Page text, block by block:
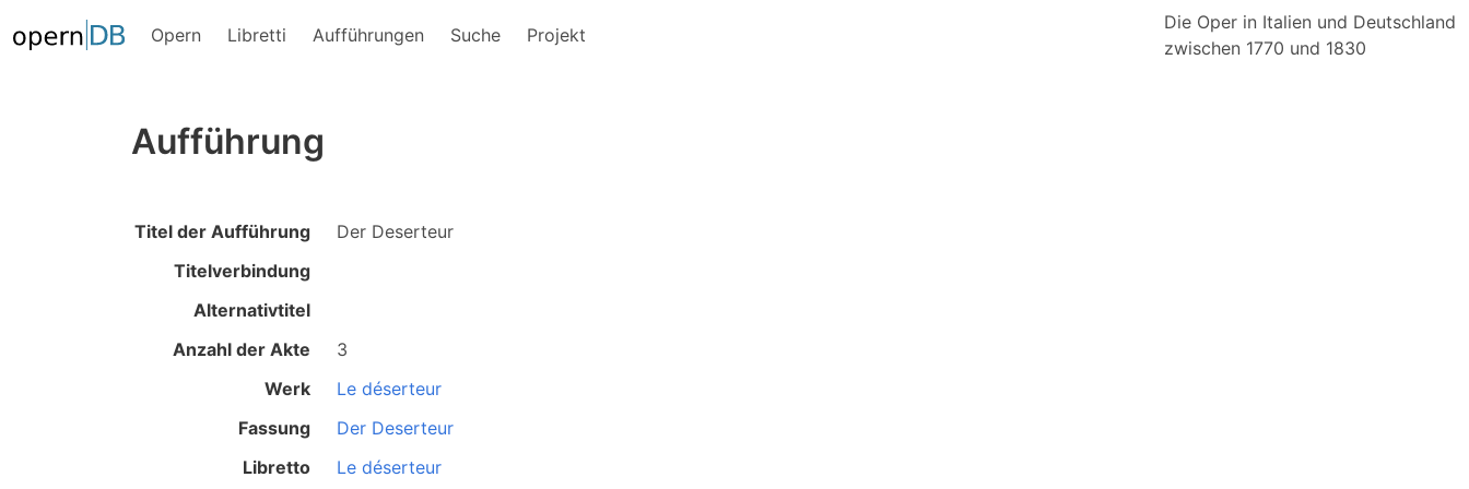
Opern Libretti Aufführungen Suche Projekt
Die Oper in Italien und Deutschland
zwischen 1770 und 1830
Aufführung
Titel der Aufführung
Der Deserteur
Titelverbindung
Alternativtitel
Anzahl der Akte
3
Werk
Le déserteur
Fassung
Der Deserteur
Libretto
Le déserteur